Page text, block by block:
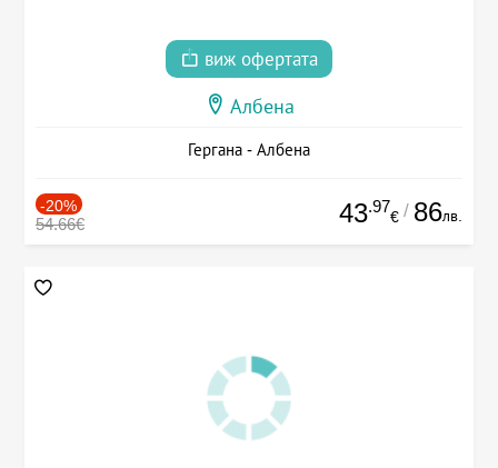
виж офертата
Албена
Гергана - Албена
-20%
54.66€ 43.97
€ / 86лв.